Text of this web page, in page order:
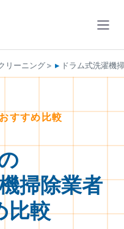
リーニング ドラム式洗濯機
すすめ比較
掃除業者
比較